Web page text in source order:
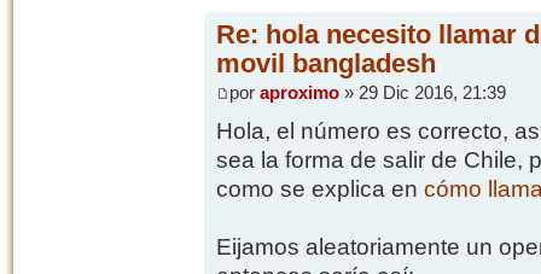
Re: hola necesito llamar
movil bangladesh
por aproximo» 29 Dic 2016, 21:39
Hola, el número es correcto,
sea la forma de salir de Chile,
como se explica en cómo
Eijamos aleatoriamente un